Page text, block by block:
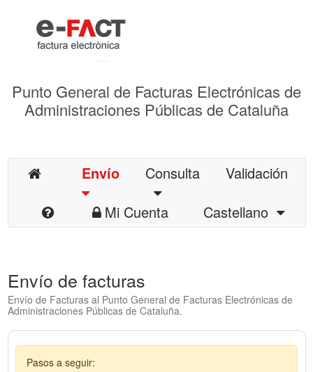
Punto General de Facturas Electrónicas de
Administraciones Públicas de Cataluña
Envío Consulta
Validación
Mi Cuenta
Castellano
Envío de facturas
Envío de Facturas al Punto General de Facturas Electrónicas de
Administraciones Públicas de Cataluña.
Pasos a seguir: